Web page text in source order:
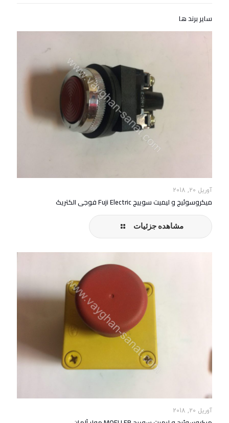
سایر برند ها
آوریل 20, 2018
میکروسوئیچ و لیمیت سوییچ Fuji Electric فوجی الکتریک
مشاهده جزئیات
آوریل 20, 2018